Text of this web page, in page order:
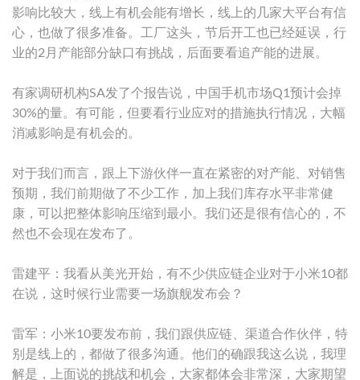
影响比较大，线上有机会能有增长，线上的几家大平台有信
心，也做了很多准备。工厂这头，节后开工也已经延误，行
业的2月产能部分缺口有挑战，后面要看追产能的进展。
有家调研机构SA发了个报告说，中国手机市场Q1预计会掉
30%的量。有可能，但要看行业应对的措施执行情况，大幅
消减影响是有机会的。
对于我们而言，跟上下游伙伴一直在紧密的对产能、对销售
预期，我们前期做了不少工作，加上我们库存水平非常健
康，可以把整体影响压缩到最小。我们还是很有信心的，不
然也不会现在发布了。
雷建平：我看从美光开始，有不少供应链企业对于小米10都
在说，这时候行业需要一场旗舰发布会？
雷军：小米10要发布前，我们跟供应链、渠道合作伙伴，特
别是线上的，都做了很多沟通。他们的确跟我这么说，我理
解是，上面说的挑战和机会，大家都体会非常深，大家期望